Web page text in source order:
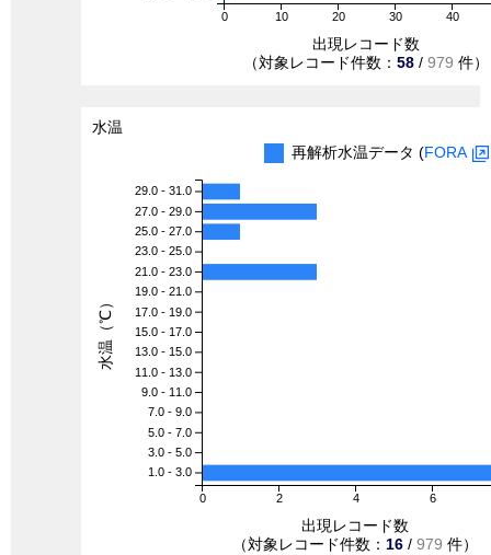
0 10 20 30 40
出現レコード数
（対象レコード件数： 58 / 979 件）
水温
再解析水温データ (FORA
0 2 4 6
29.0 - 31.0
27.0 - 29.0
25.0 - 27.0
23.0 - 25.0
21.0 - 23.0
19.0 - 21.0
17.0 - 19.0
15.0 - 17.0
13.0 - 15.0
11.0 - 13.0
9.0 - 11.0
7.0 - 9.0
5.0 - 7.0
3.0 - 5.0
1.0 - 3.0
出現レコード数
（対象レコード件数： 16 / 979 件）
水温（℃）